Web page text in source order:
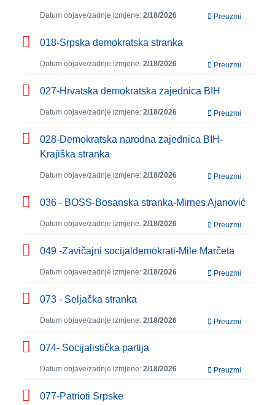
Datum objave/zadnje izmjene: 2/18/2026 Preuzmi
018-Srpska demokratska stranka
Datum objave/zadnje izmjene: 2/18/2026 Preuzmi
027-Hrvatska demokratska zajednica BIH
Datum objave/zadnje izmjene: 2/18/2026 Preuzmi
028-Demokratska narodna zajednica BIH-
Krajiška stranka
Datum objave/zadnje izmjene: 2/18/2026 Preuzmi
036 - BOSS-Bosanska stranka-Mirnes Ajanović
Datum objave/zadnje izmjene: 2/18/2026 Preuzmi
049 -Zavičajni socijaldemokrati-Mile Marčeta
Datum objave/zadnje izmjene: 2/18/2026 Preuzmi
073 - Seljačka stranka
Datum objave/zadnje izmjene: 2/18/2026 Preuzmi
074- Socijalistička partija
Datum objave/zadnje izmjene: 2/18/2026 Preuzmi
077-Patrioti Srpske